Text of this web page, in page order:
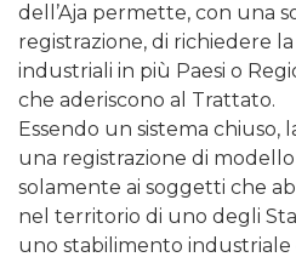
dell’Aja permette, con una
registrazione, di richiedere
industriali in più Paesi o
che aderiscono al Trattato.
Essendo un sistema chiuso,
una registrazione di
solamente ai soggetti che
nel territorio di uno degli
uno stabilimento industriale